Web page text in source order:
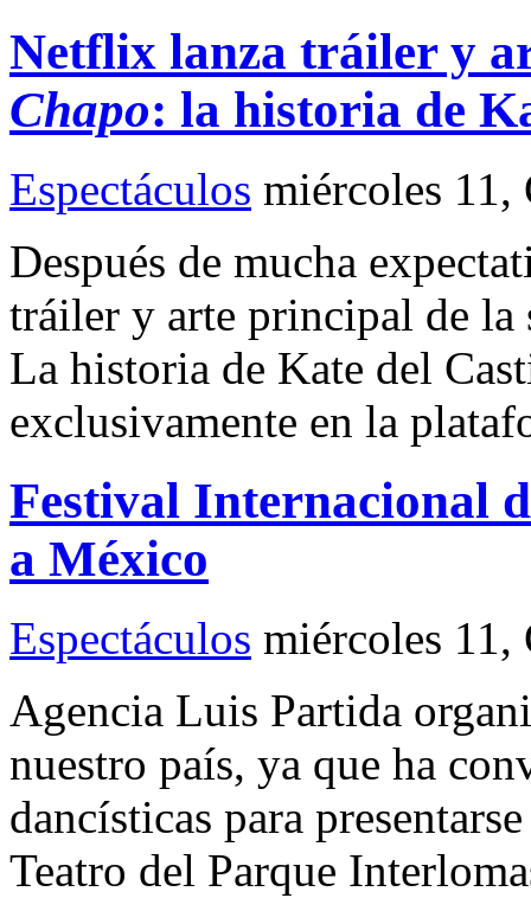
Netflix lanza tráiler y
Chapo: la historia de
Espectáculos miércoles 11,
Después de mucha
tráiler y arte principal de
La historia de Kate del
exclusivamente en la
Festival Internacional
a México
Espectáculos miércoles 11,
Agencia Luis Partida
nuestro país, ya que ha
dancísticas para
Teatro del Parque